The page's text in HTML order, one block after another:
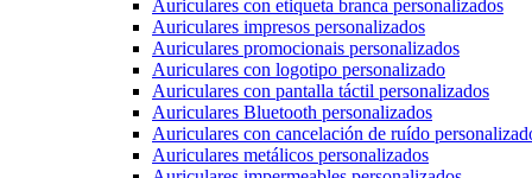
Auriculares con etiqueta branca personalizados
Auriculares impresos personalizados
Auriculares promocionais personalizados
Auriculares con logotipo personalizado
Auriculares con pantalla táctil personalizados
Auriculares Bluetooth personalizados
Auriculares con cancelación de ruído
Auriculares metálicos personalizados